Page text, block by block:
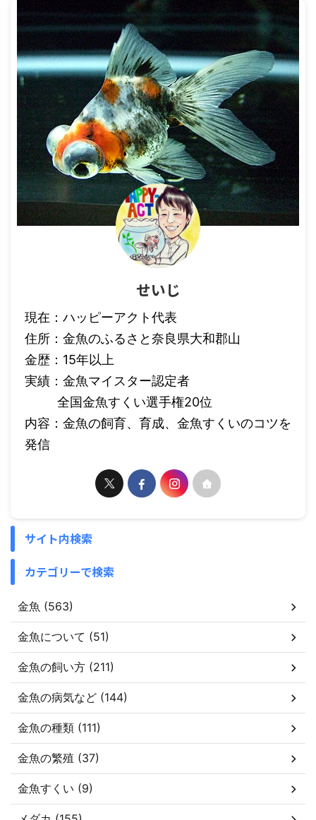
せいじ
現在：ハッピーアクト代表
住所：金魚のふるさと奈良県大和郡山
金歴：15年以上
実績：金魚マイスター認定者
全国金魚すくい選手権20位
内容：金魚の飼育、育成、金魚すくいのコツを
発信
サイト内検索
カテゴリーで検索
金魚 (563)
金魚について (51)
金魚の飼い方 (211)
金魚の病気など (144)
金魚の種類 (111)
金魚の繁殖 (37)
金魚すくい (9)